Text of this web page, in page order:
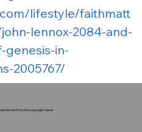
lifestyle/faithmatt
lennox-2084-and-
genesis-in-
2005767/
from the copyright owner